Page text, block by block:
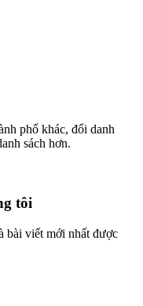
phố khác, đổi danh
sách hơn.
tôi
bài viết mới nhất được